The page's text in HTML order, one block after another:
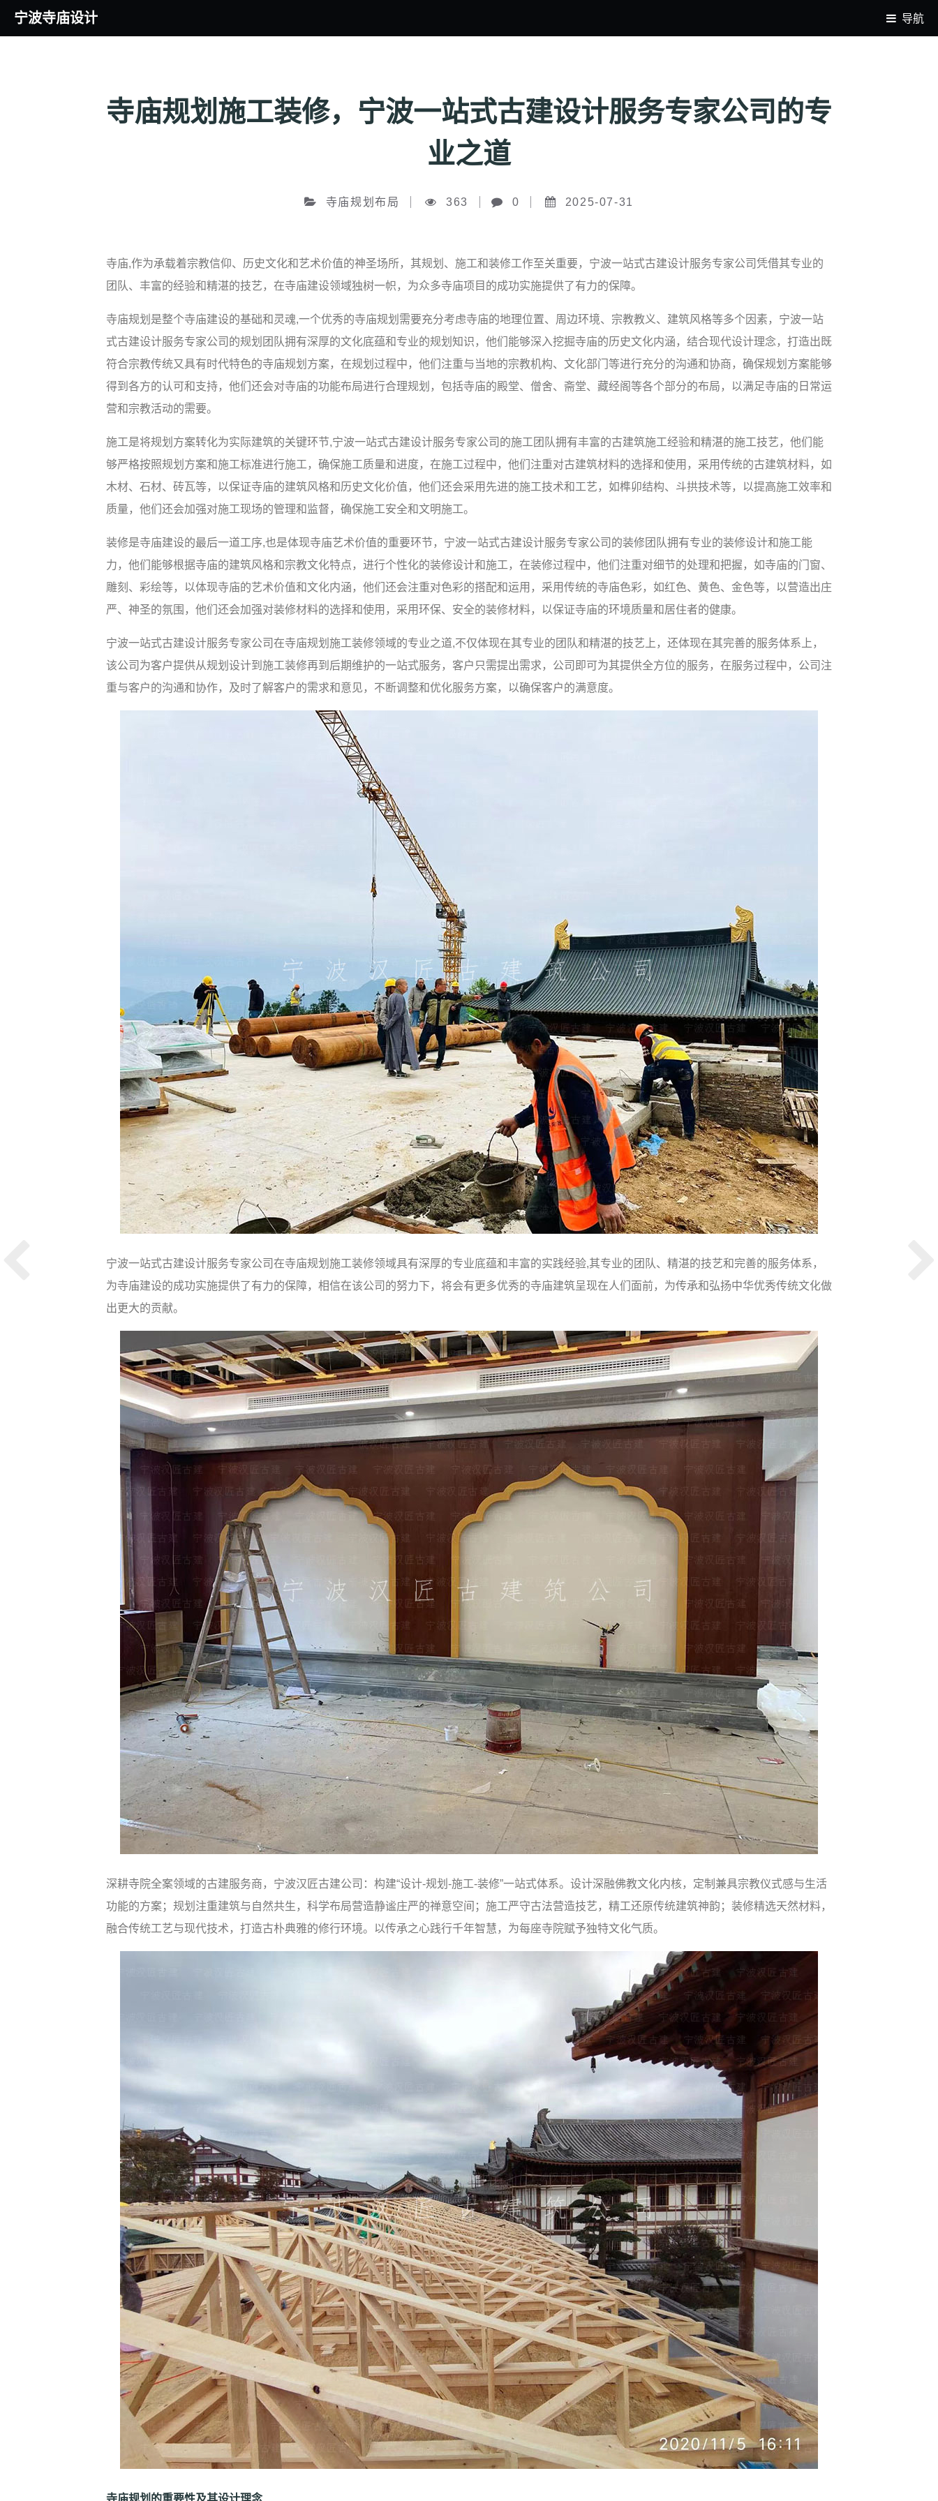
宁波寺庙设计 导航
寺庙规划施工装修，宁波一站式古建设计服务专家公司的专
业之道
寺庙规划布局 363 0 2025-07-31
寺庙,作为承载着宗教信仰、历史文化和艺术价值的神圣场所，其规划、施工和装修工作至关重要，宁波一站式古建设计服务专家公司凭借其专业的
团队、丰富的经验和精湛的技艺，在寺庙建设领域独树一帜，为众多寺庙项目的成功实施提供了有力的保障。
寺庙规划是整个寺庙建设的基础和灵魂,一个优秀的寺庙规划需要充分考虑寺庙的地理位置、周边环境、宗教教义、建筑风格等多个因素，宁波一站
式古建设计服务专家公司的规划团队拥有深厚的文化底蕴和专业的规划知识，他们能够深入挖掘寺庙的历史文化内涵，结合现代设计理念，打造出既
符合宗教传统又具有时代特色的寺庙规划方案，在规划过程中，他们注重与当地的宗教机构、文化部门等进行充分的沟通和协商，确保规划方案能够
得到各方的认可和支持，他们还会对寺庙的功能布局进行合理规划，包括寺庙的殿堂、僧舍、斋堂、藏经阁等各个部分的布局，以满足寺庙的日常运
营和宗教活动的需要。
施工是将规划方案转化为实际建筑的关键环节,宁波一站式古建设计服务专家公司的施工团队拥有丰富的古建筑施工经验和精湛的施工技艺，他们能
够严格按照规划方案和施工标准进行施工，确保施工质量和进度，在施工过程中，他们注重对古建筑材料的选择和使用，采用传统的古建筑材料，如
木材、石材、砖瓦等，以保证寺庙的建筑风格和历史文化价值，他们还会采用先进的施工技术和工艺，如榫卯结构、斗拱技术等，以提高施工效率和
质量，他们还会加强对施工现场的管理和监督，确保施工安全和文明施工。
装修是寺庙建设的最后一道工序,也是体现寺庙艺术价值的重要环节，宁波一站式古建设计服务专家公司的装修团队拥有专业的装修设计和施工能
力，他们能够根据寺庙的建筑风格和宗教文化特点，进行个性化的装修设计和施工，在装修过程中，他们注重对细节的处理和把握，如寺庙的门窗、
雕刻、彩绘等，以体现寺庙的艺术价值和文化内涵，他们还会注重对色彩的搭配和运用，采用传统的寺庙色彩，如红色、黄色、金色等，以营造出庄
严、神圣的氛围，他们还会加强对装修材料的选择和使用，采用环保、安全的装修材料，以保证寺庙的环境质量和居住者的健康。
宁波一站式古建设计服务专家公司在寺庙规划施工装修领域的专业之道,不仅体现在其专业的团队和精湛的技艺上，还体现在其完善的服务体系上，
该公司为客户提供从规划设计到施工装修再到后期维护的一站式服务，客户只需提出需求，公司即可为其提供全方位的服务，在服务过程中，公司注
重与客户的沟通和协作，及时了解客户的需求和意见，不断调整和优化服务方案，以确保客户的满意度。
宁波一站式古建设计服务专家公司在寺庙规划施工装修领域具有深厚的专业底蕴和丰富的实践经验,其专业的团队、精湛的技艺和完善的服务体系，
为寺庙建设的成功实施提供了有力的保障，相信在该公司的努力下，将会有更多优秀的寺庙建筑呈现在人们面前，为传承和弘扬中华优秀传统文化做
出更大的贡献。
深耕寺院全案领域的古建服务商，宁波汉匠古建公司：构建“设计-规划-施工-装修”一站式体系。设计深融佛教文化内核，定制兼具宗教仪式感与生活
功能的方案；规划注重建筑与自然共生，科学布局营造静谧庄严的禅意空间；施工严守古法营造技艺，精工还原传统建筑神韵；装修精选天然材料，
融合传统工艺与现代技术，打造古朴典雅的修行环境。以传承之心践行千年智慧，为每座寺院赋予独特文化气质。
寺庙规划的重要性及其设计理念